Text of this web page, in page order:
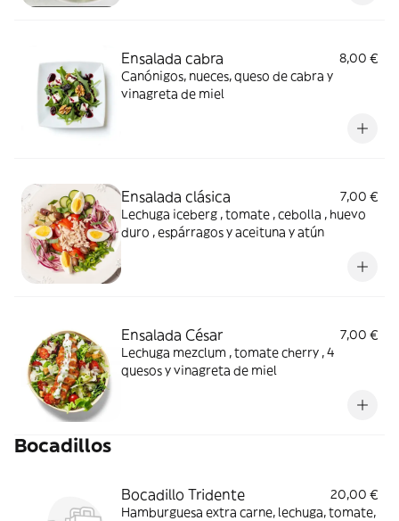
Ensalada cabra
8,00 €
Canónigos, nueces, queso de cabra y
vinagreta de miel
Ensalada clásica
7,00 €
Lechuga iceberg , tomate , cebolla , huevo
duro , espárragos y aceituna y atún
Ensalada César
7,00 €
Lechuga mezclum , tomate cherry , 4
quesos y vinagreta de miel
Bocadillos
Bocadillo Tridente
20,00 €
Hamburguesa extra carne, lechuga, tomate,